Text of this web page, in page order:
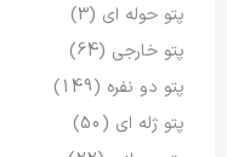
پتو حوله ای (3)
پتو خارجی (64)
پتو دو نفره (149)
پتو ژله ای (50)